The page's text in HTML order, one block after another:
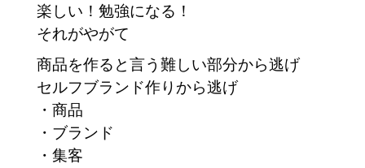
楽しい！勉強になる！
それがやがて
商品を作ると言う難しい部分から逃げ
セルフブランド作りから逃げ
・商品
・ブランド
・集客